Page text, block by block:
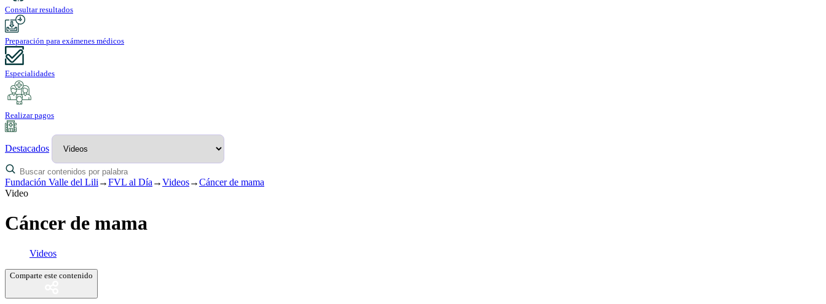
Consultar resultados
Preparación para exámenes médicos
Especialidades
Realizar pagos
Destacados
Fundación Valle del Lili →FVL al Día →Videos→Cáncer de mama
Video
Cáncer de mama
Videos
Comparte este contenido